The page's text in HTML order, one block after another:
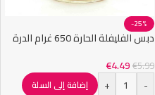
-25%
دبس الفليفلة الحارة 650 غرام الدرة
€5.99
€4.49
-
+ إضافة إلى السلة